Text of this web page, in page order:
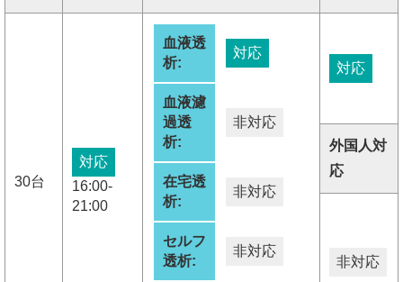
30台
対応
16:00-
21:00
血液透
析:
対応
血液濾
過透
析:
非対応
在宅透
析:
非対応
セルフ
透析:
非対応
対応
外国人対
応
非対応